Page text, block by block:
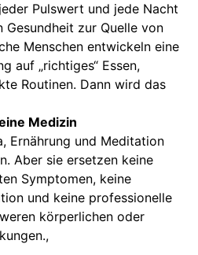
Pulswert und jede Nacht
zur Quelle von
Menschen entwickeln eine
auf „richtiges“ Essen,
Routinen. Dann wird das
Medizin
Ernährung und Meditation
Aber sie ersetzen keine
Symptomen, keine
und keine professionelle
körperlichen oder